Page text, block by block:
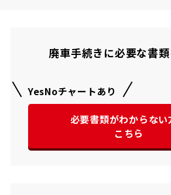
廃車手続きに必要な書
YesNoチャートあり
必要書類がわからない
こちら